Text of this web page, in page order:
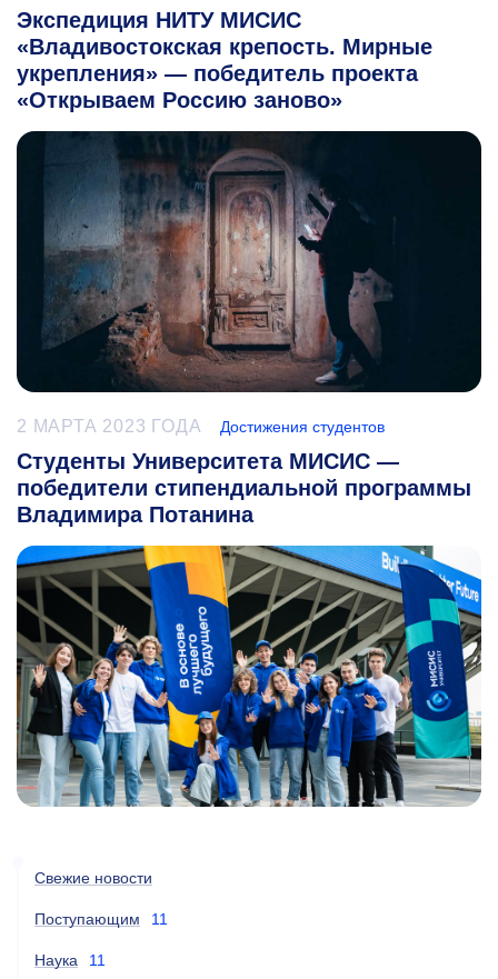
Экспедиция НИТУ МИСИС
«Владивостокская крепость. Мирные
укрепления» — победитель проекта
«Открываем Россию заново»
2 МАРТА 2023 ГОДА Достижения студентов
Студенты Университета МИСИС —
победители стипендиальной программы
Владимира Потанина
Свежие новости
Поступающим 11
Наука 11